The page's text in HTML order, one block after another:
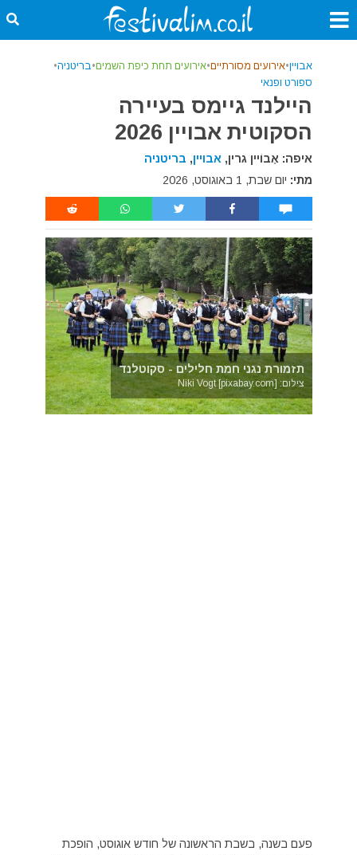
אבויין•אירועים מסורתיים•אירועים תחת כיפת השמים•בריטניה•
ספורט ופנאי
היילנד גיימס בעיירה
הסקוטית אבויין 2026
איפה: אָבוֹיין גרין, אבויין, בריטניה
מתי: יום שבת, 1 באוגוסט, 2026
תזמורת נגני חמת חלילים - סקוטלנד
צילום: Niki Vogt [pixabay.com]
פעם בשנה, בשבת הראשונה של חודש אוגוסט, הופכת